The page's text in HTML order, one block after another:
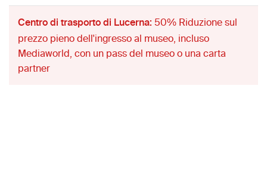
Centro di trasporto di Lucerna: 50% Riduzione sul
prezzo pieno dell'ingresso al museo, incluso
Mediaworld, con un pass del museo o una carta
partner